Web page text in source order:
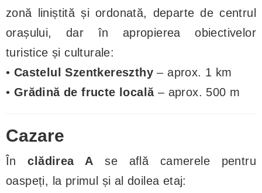
zonă liniștită și ordonată, departe de centrul
orașului, dar în apropierea obiectivelor
turistice și culturale:
• Castelul Szentkereszthy – aprox. 1 km
• Grădină de fructe locală– aprox. 500 m
Cazare
Înclădirea A se află camerele pentru
oaspeți, la primul și al doilea etaj: